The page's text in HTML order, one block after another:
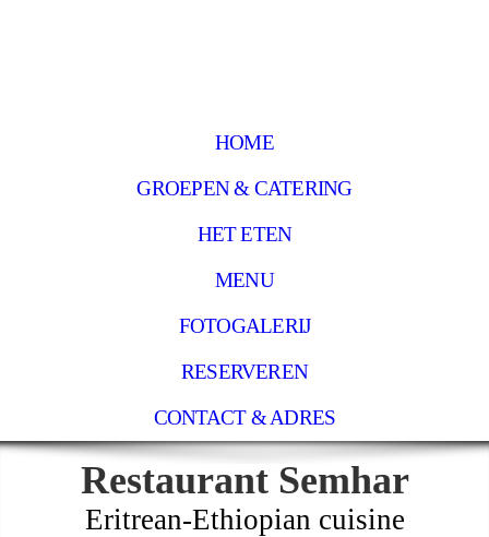
HOME
GROEPEN & CATERING
HET ETEN
MENU
FOTOGALERIJ
RESERVEREN
CONTACT & ADRES
Restaurant Semhar
Eritrean-Ethiopian cuisine